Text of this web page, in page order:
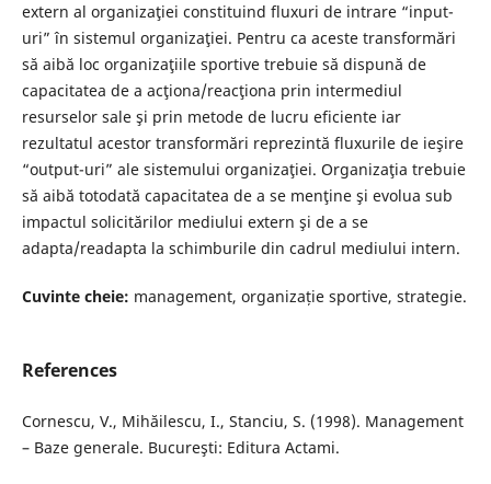
extern al organizaţiei constituind fluxuri de intrare “input-
uri” în sistemul organizaţiei. Pentru ca aceste transformări
să aibă loc organizaţiile sportive trebuie să dispună de
capacitatea de a acţiona/reacţiona prin intermediul
resurselor sale şi prin metode de lucru eficiente iar
rezultatul acestor transformări reprezintă fluxurile de ieşire
“output-uri” ale sistemului organizaţiei. Organizaţia trebuie
să aibă totodată capacitatea de a se menţine şi evolua sub
impactul solicitărilor mediului extern şi de a se
adapta/readapta la schimburile din cadrul mediului intern.
Cuvinte cheie: management, organizație sportive, strategie.
References
Cornescu, V., Mihăilescu, I., Stanciu, S. (1998). Management
– Baze generale. Bucureşti: Editura Actami.